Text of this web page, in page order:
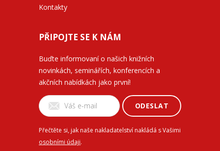
Kontakty
PŘIPOJTE SE K NÁM
Buďte informovaní o našich knižních
novinkách, seminářích, konferencích a
akčních nabídkách jako první!
ODESLAT
Přečtěte si, jak naše nakladatelství nakládá s Vašimi
osobními údaji.